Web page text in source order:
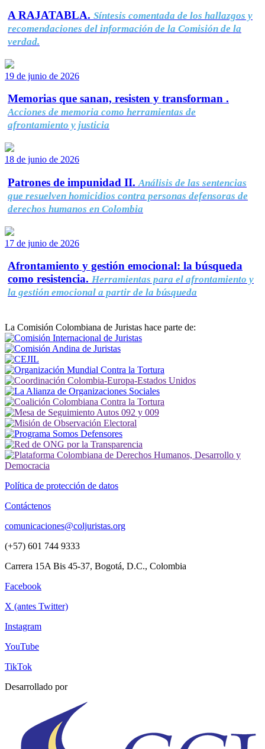
A RAJATABLA. Síntesis comentada de los hallazgos y
recomendaciones del información de la Comisión de la
verdad.
19 de junio de 2026
Memorias que sanan, resisten y transforman .
Acciones de memoria como herramientas de
afrontamiento y justicia
18 de junio de 2026
Patrones de impunidad II. Análisis de las sentencias
que resuelven homicidios contra personas defensoras de
derechos humanos en Colombia
17 de junio de 2026
Afrontamiento y gestión emocional: la búsqueda
como resistencia. Herramientas para el afrontamiento y
la gestión emocional a partir de la búsqueda
La Comisión Colombiana de Juristas hace parte de:
Política de protección de datos
Contáctenos
comunicaciones@coljuristas.org
(+57) 601 744 9333
Carrera 15A Bis 45-37, Bogotá, D.C., Colombia
Facebook
X (antes Twitter)
Instagram
YouTube
TikTok
Desarrollado por